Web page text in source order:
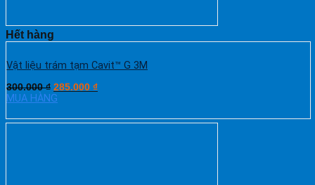
Hết hàng
Vật liệu trám tạm Cavit™ G 3M
300.000₫ 285.000 ₫
MUA HÀNG